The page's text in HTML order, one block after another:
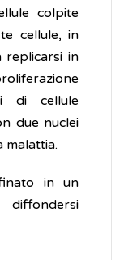
colpite
cellule, in
replicarsi in
di cellule
due nuclei
malattia.
in un